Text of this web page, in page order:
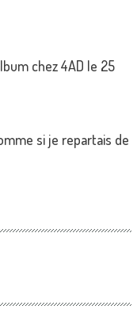
chez 4AD le 25
si je repartais de